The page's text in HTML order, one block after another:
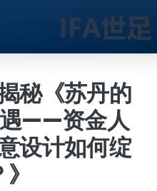
秘《苏丹的
——资金人
设计如何绽